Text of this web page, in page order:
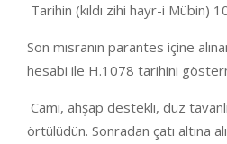
Tarihin (kıldı zihi hayr-i Mübin)
Son mısranın parantes içine
hesabi ile H.1078 tarihini
Cami, ahşap destekli, düz
örtülüdün. Sonradan çatı altına